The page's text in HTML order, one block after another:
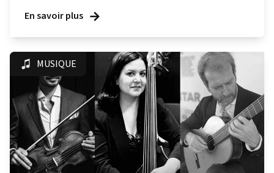
En savoir plus
MUSIQUE